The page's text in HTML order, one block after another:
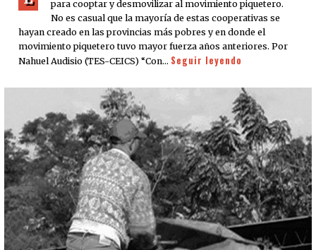
para cooptar y desmovilizar al movimiento piquetero.
No es casual que la mayoría de estas cooperativas se
hayan creado en las provincias más pobres y en donde el
movimiento piquetero tuvo mayor fuerza años anteriores. Por
Nahuel Audisio (TES-CEICS) “Con… Seguir leyendo